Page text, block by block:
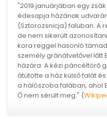
"2019 januárjában egy
édesapja házának
(Sztorozsnicja) faluban. A
de nem sikerült
kora reggel hasonló
személy gránátvetővel lőtt
házára. A kézi páncéltörő
átütötte a ház külső falát
a hálószoba falában, ahol
Ő nem sérült meg." (